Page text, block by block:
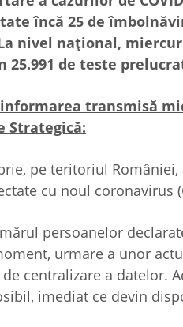
încă 25 de
nivel național,
25.991 ​de teste
transmisă
Strategică:
pe teritoriul
cu noul coronavirus
persoanelor
urmare a unor
centralizare a datelor.
imediat ce devin